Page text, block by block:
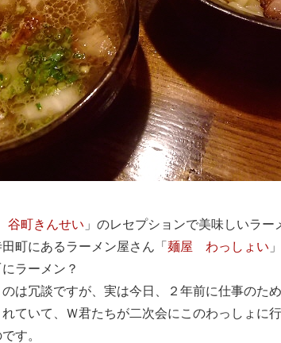
町きんせい 」のレセプションで美味しいラ
町にあるラーメン屋さん「 麺屋 わっしょい
ラーメン？
のは冗談ですが、実は今日、２年前に仕事のた
ていて、Ｗ君たちが二次会にこのわっしょに
す。